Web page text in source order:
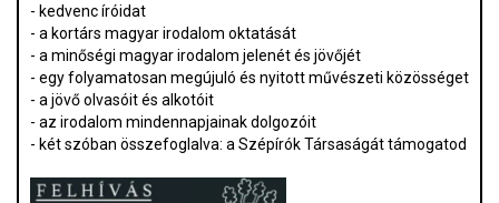
- kedvenc íróidat
- a kortárs magyar irodalom oktatását
- a minőségi magyar irodalom jelenét és jövőjét
- egy folyamatosan megújuló és nyitott művészeti közösséget
- a jövő olvasóit és alkotóit
- az irodalom mindennapjainak dolgozóit
- két szóban összefoglalva: a Szépírók Társaságát támogatod